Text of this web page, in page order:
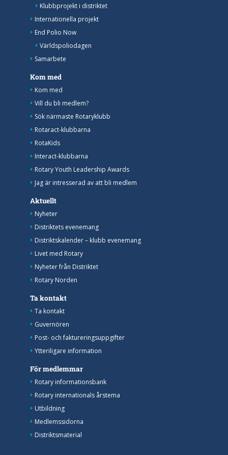
Klubbprojekt i distriktet
Internationella projekt
End Polio Now
Världspoliodagen
Samarbete
Kom med
Kom med
Vill du bli medlem?
Sök närmaste Rotaryklubb
Rotaract-klubbarna
RotaKids
Interact-klubbarna
Rotary Youth Leadership Awards
Jag är intresserad av att bli medlem
Aktuellt
Nyheter
Distriktets evenemang
Distriktskalender – klubb evenemang
Livet med Rotary
Nyheter från Distriktet
Rotary Norden
Ta kontakt
Ta kontakt
Guvernören
Post- och faktureringsuppgifter
Ytteriligare information
För medlemmar
Rotary informationsbank
Rotary internationals årstema
Utbildning
Medlemssidorna
Distriktsmaterial